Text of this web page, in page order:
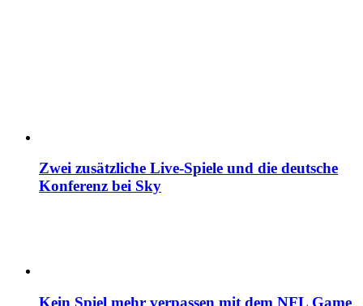
Zwei zusätzliche Live-Spiele und die deutsche
Konferenz bei Sky
Kein Spiel mehr verpassen mit dem NFL Game